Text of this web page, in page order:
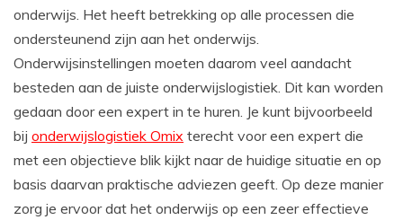
onderwijs. Het heeft betrekking op alle processen die
ondersteunend zijn aan het onderwijs.
Onderwijsinstellingen moeten daarom veel aandacht
besteden aan de juiste onderwijslogistiek. Dit kan worden
gedaan door een expert in te huren. Je kunt bijvoorbeeld
bij onderwijslogistiek Omix terecht voor een expert die
met een objectieve blik kijkt naar de huidige situatie en op
basis daarvan praktische adviezen geeft. Op deze manier
zorg je ervoor dat het onderwijs op een zeer effectieve